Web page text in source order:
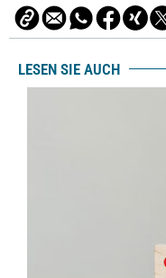
LESEN SIE AUCH